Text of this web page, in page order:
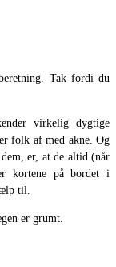
Tak fordi du
virkelig dygtige
folk af med akne. Og
er, at de altid (når
kortene på bordet i
til.
er grumt.